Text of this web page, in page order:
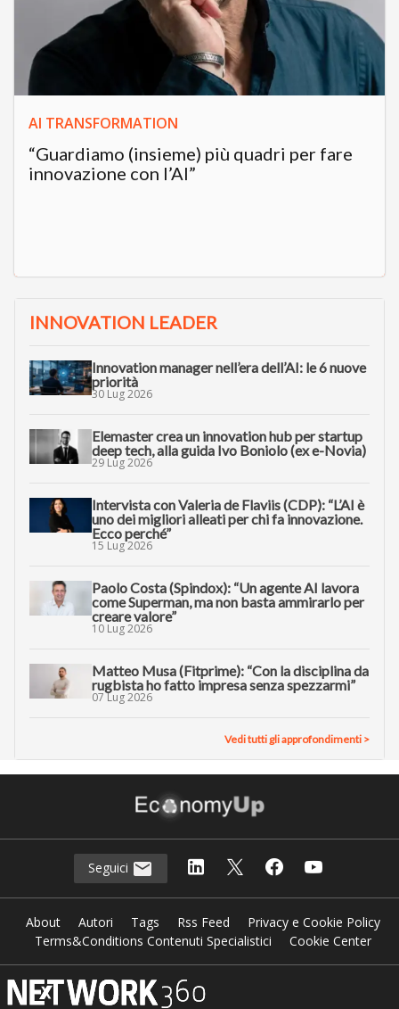
AI TRANSFORMATION
“Guardiamo (insieme) più quadri per fare
innovazione con l’AI”
INNOVATION LEADER
Innovation manager nell’era dell’AI: le 6 nuove
priorità
30 Lug 2026
Elemaster crea un innovation hub per startup
deep tech, alla guida Ivo Boniolo (ex e-Novia)
29 Lug 2026
Intervista con Valeria de Flaviis (CDP): “L’AI è
uno dei migliori alleati per chi fa innovazione.
Ecco perché”
15 Lug 2026
Paolo Costa (Spindox): “Un agente AI lavora
come Superman, ma non basta ammirarlo per
creare valore”
10 Lug 2026
Matteo Musa (Fitprime): “Con la disciplina da
rugbista ho fatto impresa senza spezzarmi”
07 Lug 2026
Vedi tutti gli approfondimenti >
Seguici
About Autori Tags Rss Feed
Privacy e Cookie Policy
Terms&Conditions Contenuti Specialistici
Cookie Center